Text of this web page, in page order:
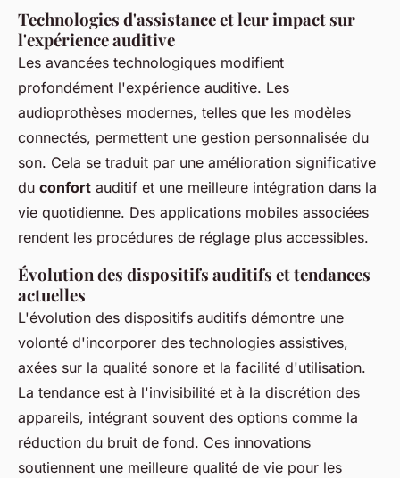
Technologies d'assistance et leur impact sur
l'expérience auditive
Les avancées technologiques modifient
profondément l'expérience auditive. Les
audioprothèses modernes, telles que les modèles
connectés, permettent une gestion personnalisée du
son. Cela se traduit par une amélioration significative
du confort auditif et une meilleure intégration dans la
vie quotidienne. Des applications mobiles associées
rendent les procédures de réglage plus accessibles.
Évolution des dispositifs auditifs et tendances
actuelles
L'évolution des dispositifs auditifs démontre une
volonté d'incorporer des technologies assistives,
axées sur la qualité sonore et la facilité d'utilisation.
La tendance est à l'invisibilité et à la discrétion des
appareils, intégrant souvent des options comme la
réduction du bruit de fond. Ces innovations
soutiennent une meilleure qualité de vie pour les